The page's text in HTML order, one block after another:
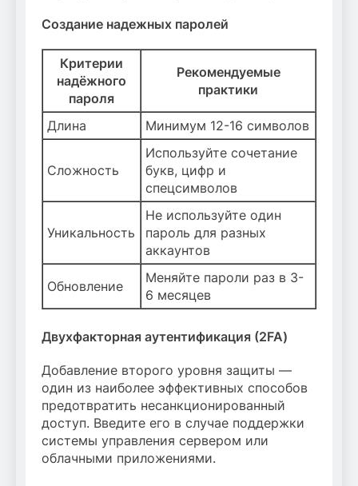
Создание надежных паролей
Критерии
надёжного
пароля
Рекомендуемые
практики
Длина Минимум 12-16 символов
Сложность
Используйте сочетание
букв, цифр и
спецсимволов
Уникальность
Не используйте один
пароль для разных
аккаунтов
Обновление
Меняйте пароли раз в 3-
6 месяцев
Двухфакторная аутентификация (2FA)
Добавление второго уровня защиты —
один из наиболее эффективных способов
предотвратить несанкционированный
доступ. Введите его в случае поддержки
системы управления сервером или
облачными приложениями.